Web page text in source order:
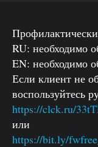
RU: необходимо
EN: необходимо
Если клиент не
воспользуйтесь
https://clck.ru/
или
https://bit.ly/